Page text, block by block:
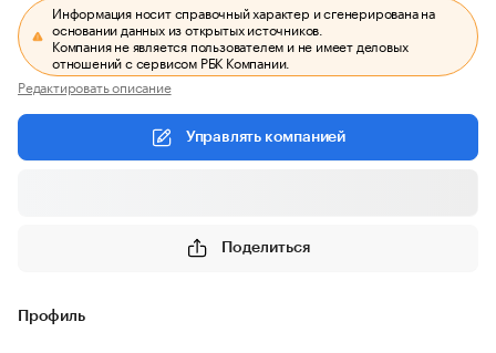
Информация носит справочный характер и сгенерирована на
основании данных из открытых источников.
Компания не является пользователем и не имеет деловых
отношений с сервисом РБК Компании.
Редактировать описание
Управлять компанией
Поделиться
Профиль